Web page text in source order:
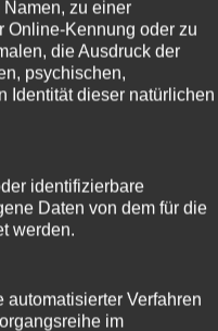
zu einer
Online-Kennung oder zu
die Ausdruck der
psychischen,
Identität dieser natürlichen
identifizierbare
Daten von dem für die
werden.
Verfahren
im